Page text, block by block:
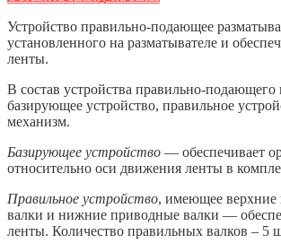
Устройство правильно-подающее
установленного на разматывателе и
ленты.
В состав устройства правильно-подающего
базирующее устройство, правильное
механизм.
Базирующее устройство — обеспечивает
относительно оси движения ленты в
Правильное устройство, имеющее верхние
валки и нижние приводные валки —
ленты. Количество правильных валков – 5